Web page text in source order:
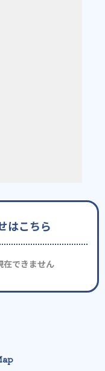
はこちら
在できません